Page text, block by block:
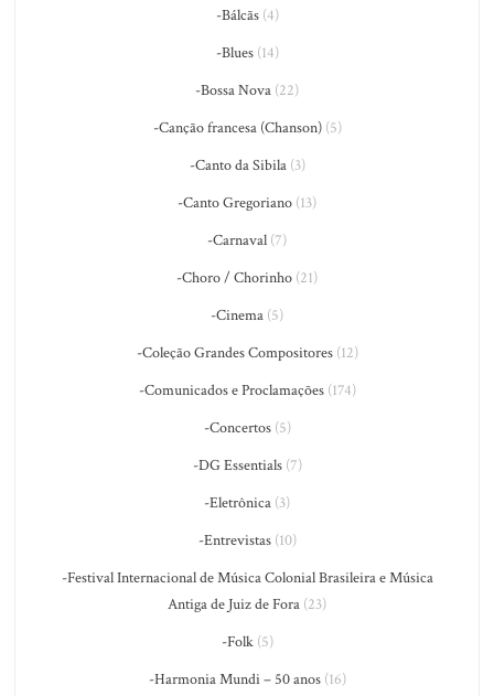
-Bálcãs(4)
-Blues(14)
-Bossa Nova (22)
-Canção francesa (Chanson)(5)
-Canto da Sibila(3)
-Canto Gregoriano (13)
-Carnaval (7)
-Choro / Chorinho (21)
-Cinema (5)
-Coleção Grandes Compositores(12)
-Comunicados e Proclamações(174)
-Concertos(5)
-DG Essentials(7)
-Eletrônica (3)
-Entrevistas(10)
-Festival Internacional de Música Colonial Brasileira e Música
Antiga de Juiz de Fora (23)
-Folk(5)
-Harmonia Mundi – 50 anos(16)